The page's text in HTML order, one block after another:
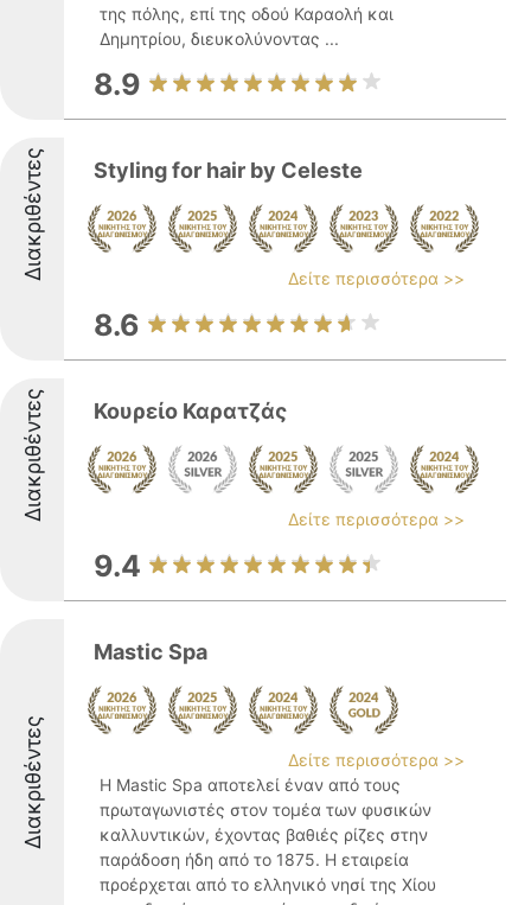
της πόλης, επί της οδού Καραολή και
Δημητρίου, διευκολύνοντας ...
8.9
Διακριθέντες Styling for hair by Celeste
Δείτε περισσότερα >>
8.6
Διακριθέντες Κουρείο Καρατζάς
Δείτε περισσότερα >>
9.4
Διακριθέντες
Mastic Spa
Δείτε περισσότερα >>
Η Mastic Spa αποτελεί έναν από τους
πρωταγωνιστές στον τομέα των φυσικών
καλλυντικών, έχοντας βαθιές ρίζες στην
παράδοση ήδη από το 1875. Η εταιρεία
προέρχεται από το ελληνικό νησί της Χίου